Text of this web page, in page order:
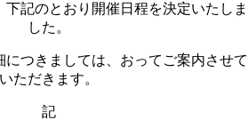
記のとおり開催日程を決定いたしま
した。
つきましては、おってご案内させて
いただきます。
記